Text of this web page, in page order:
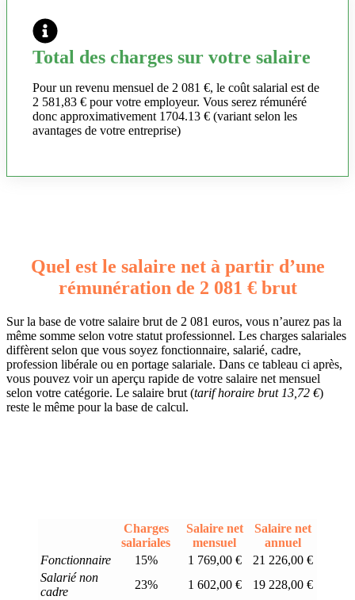
Total des charges sur votre salaire
Pour un revenu mensuel de 2 081 €, le coût salarial est de
2 581,83 € pour votre employeur. Vous serez rémunéré
donc approximativement 1704.13 € (variant selon les
avantages de votre entreprise)
Quel est le salaire net à partir d’une
rémunération de 2 081 € brut
Sur la base de votre salaire brut de 2 081 euros, vous n’aurez pas la
même somme selon votre statut professionnel. Les charges salariales
diffèrent selon que vous soyez fonctionnaire, salarié, cadre,
profession libérale ou en portage salariale. Dans ce tableau ci après,
vous pouvez voir un aperçu rapide de votre salaire net mensuel
selon votre catégorie. Le salaire brut (tarif horaire brut 13,72 €)
reste le même pour la base de calcul.
Charges
salariales
Salaire net
mensuel
Salaire net
annuel
Fonctionnaire
15% 1 769,00 €
21 226,00 €
Salarié non
cadre
23% 1 602,00 €
19 228,00 €